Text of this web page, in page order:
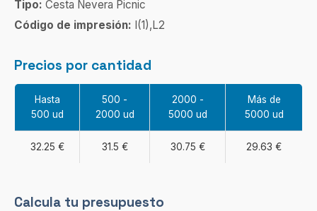
Tipo: Cesta Nevera Picnic
Código de impresión: I(1),L2
Precios por cantidad
Hasta
500 ud
500 -
2000 ud
2000 -
5000 ud
Más de
5000 ud
32.25 € 31.5 € 30.75 € 29.63 €
Calcula tu presupuesto